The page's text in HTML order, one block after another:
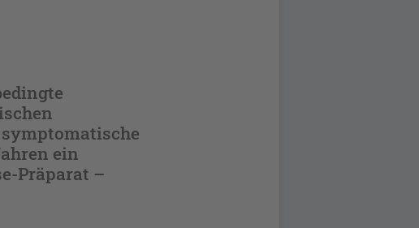
ein
Präparat –